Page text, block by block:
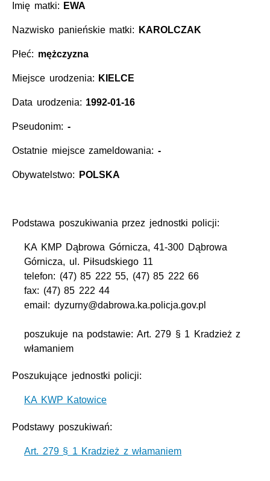
Imię matki: EWA
Nazwisko panieńskie matki: KAROLCZAK
Płeć: mężczyzna
Miejsce urodzenia: KIELCE
Data urodzenia: 1992-01-16
Pseudonim: -
Ostatnie miejsce zameldowania: -
Obywatelstwo: POLSKA
Podstawa poszukiwania przez jednostki policji:
KA KMP Dąbrowa Górnicza, 41-300 Dąbrowa
Górnicza, ul. Piłsudskiego 11
telefon: (47) 85 222 55, (47) 85 222 66
fax: (47) 85 222 44
email: dyzurny@dabrowa.ka.policja.gov.pl
poszukuje na podstawie: Art. 279 § 1 Kradzież z
włamaniem
Poszukujące jednostki policji:
KA KWP Katowice
Podstawy poszukiwań:
Art. 279 § 1 Kradzież z włamaniem